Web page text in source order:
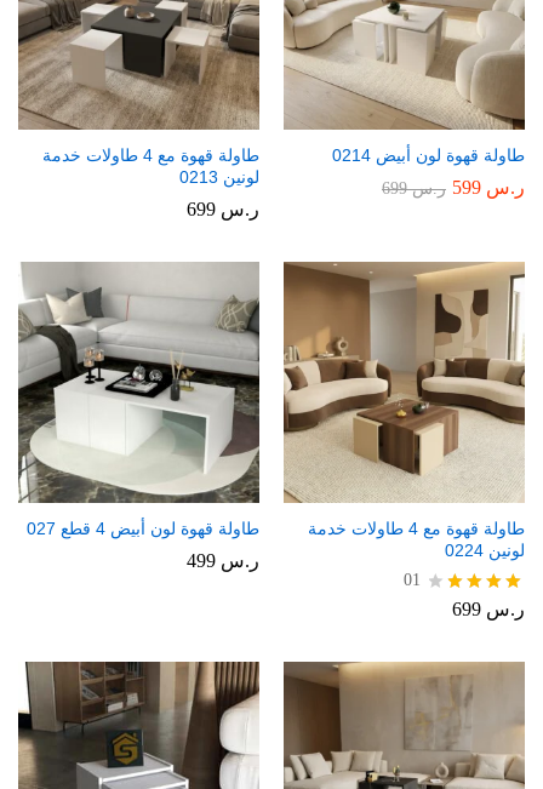
طاولة قهوة لون أبيض 0214
ر.س ر.س699
طاولة قهوة مع 4 طاولات خدمة
لونين 0213
ر.س
طاولة قهوة مع 4 طاولات خدمة
لونين 0224
تم
من 5
01
ر.س
طاولة قهوة لون أبيض 4 قطع 027
ر.س